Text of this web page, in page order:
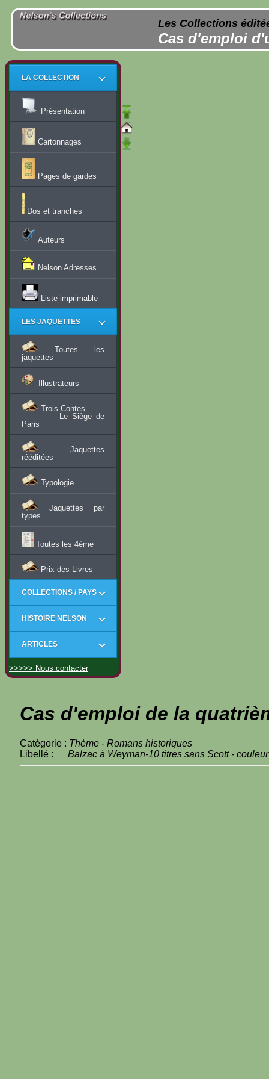
Les Collections
Cas d'emploi
LA COLLECTION
Présentation
Cartonnages
Pages de gardes
Dos et tranches
Auteurs
Nelson Adresses
Liste imprimable
LES JAQUETTES
Toutes les
jaquettes
Illustrateurs
Trois Contes
Le Siège de
Paris
Jaquettes
rééditées
Typologie
Jaquettes par
types
Toutes les 4ème
Prix des Livres
COLLECTIONS / PAYS
HISTOIRE NELSON
ARTICLES
>>>>> Nous contacter
Cas d'emploi de la
Catégorie : Thème - Romans historiques
Libellé : Balzac à Weyman-10 titres sans Scott -